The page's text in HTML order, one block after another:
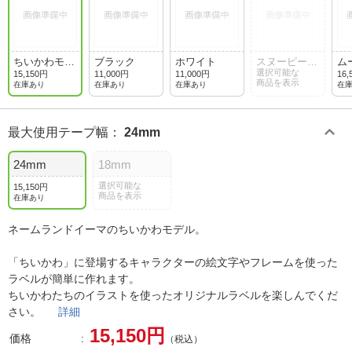
ちいかわモデ
ル
15,150円
在庫あり
ブラック
11,000円
在庫あり
ホワイト
11,000円
在庫あり
スヌーピーモ
デル
選択可能な
商品を表示
ム
ル
在
最大使用テープ幅 ： 24mm
24mm
15,150円
在庫あり
18mm
選択可能な
商品を表示
ネームランドイーマのちいかわモデル。
「ちいかわ」に登場するキャラクターの絵文字やフレームを使った
ラベルが簡単に作れます。
ちいかわたちのイラストを使ったオリジナルラベルを楽しんでくだ
さい。 詳細
価格 15,150円 （税込）